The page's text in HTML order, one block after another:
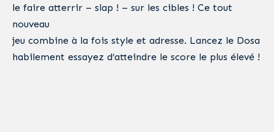
le faire atterrir – slap ! – sur les cibles ! Ce tout
nouveau
jeu combine à la fois style et adresse. Lancez le Dosa
habilement essayez d’atteindre le score le plus élevé !